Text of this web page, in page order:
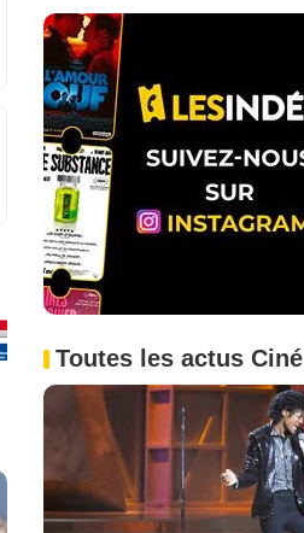
Toutes les actus Ciné